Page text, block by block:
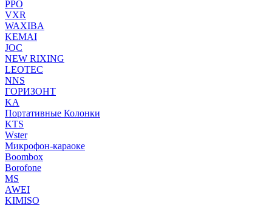
PPO
VXR
WAXIBA
KEMAI
JOC
NEW RIXING
LEOTEC
NNS
ГОРИЗОНТ
KA
Портативные Колонки
KTS
Wster
Микрофон-караоке
Boombox
Borofone
MS
AWEI
KIMISO